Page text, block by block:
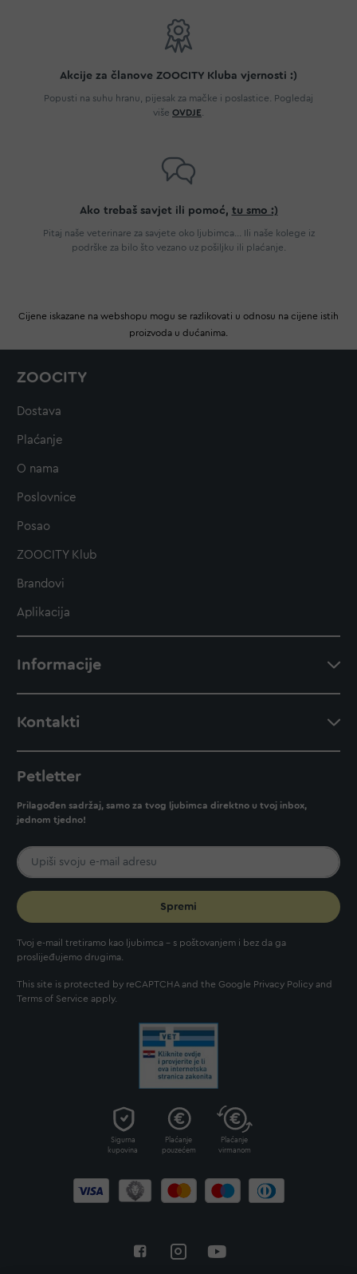
Akcije za članove ZOOCITY Kluba vjernosti :)
Popusti na suhu hranu, pijesak za mačke i poslastice. Pogledaj
više OVDJE
Ako trebaš savjet ili pomoć, tu smo :)
Pitaj naše veterinare za savjete oko ljubimca... Ili naše kolege iz
podrške za bilo što vezano uz pošiljku ili plaćanje.
Cijene iskazane na webshopu mogu se razlikovati u odnosu na cijene istih
proizvoda u dućanima.
ZOOCITY
Dostava
Plaćanje
O nama
Poslovnice
Posao
ZOOCITY Klub
Brandovi
Aplikacija
Informacije
Kontakti
Petletter
Prilagođen sadržaj, samo za tvog ljubimca direktno u tvoj inbox,
jednom tjedno!
Spremi
Tvoj e-mail tretiramo kao ljubimca - s poštovanjem i bez da ga
proslijeđujemo drugima.
This site is protected by reCAPTCHA and the Google Privacy Policy and
Terms of Service apply.
Sigurna
kupovina
Plaćanje
pouzećem
Plaćanje
virmanom